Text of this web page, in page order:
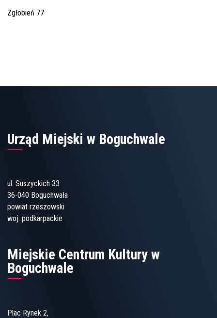
Zgłobień 77
Urząd Miejski w Boguchwale
ul. Suszyckich 33
36-040 Boguchwała
powiat rzeszowski
woj. podkarpackie
Miejskie Centrum Kultury w
Boguchwale
Plac Rynek 2,